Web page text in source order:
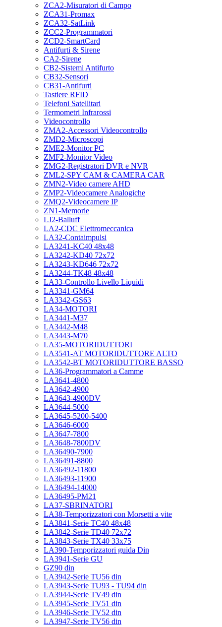
ZCA2-Misuratori di Campo
ZCA31-Promax
ZCA32-SatLink
ZCC2-Programmatori
ZCD2-SmartCard
Antifurti & Sirene
CA2-Sirene
CB2-Sistemi Antifurto
CB32-Sensori
CB31-Antifurti
Tastiere RFID
Telefoni Satellitari
Termometri Infrarossi
Videocontrollo
ZMA2-Accessori Videocontrollo
ZMD2-Microscopi
ZME2-Monitor PC
ZMF2-Monitor Video
ZMG2-Registratori DVR e NVR
ZML2-SPY CAM & CAMERA CAR
ZMN2-Video camere AHD
ZMP2-Videocamere Analogiche
ZMQ2-Videocamere IP
ZN1-Memorie
LJ2-Balluff
LA2-CDC Elettromeccanica
LA32-Contaimpulsi
LA3241-KC40 48x48
LA3242-KD40 72x72
LA3243-KD646 72x72
LA3244-TK48 48x48
LA33-Controllo Livello Liquidi
LA3341-GM64
LA3342-GS63
LA34-MOTORI
LA3441-M37
LA3442-M48
LA3443-M70
LA35-MOTORIDUTTORI
LA3541-AT MOTORIDUTTORE ALTO
LA3542-BT MOTORIDUTTORE BASSO
LA36-Programmatori a Camme
LA3641-4800
LA3642-4900
LA3643-4900DV
LA3644-5000
LA3645-5200-5400
LA3646-6000
LA3647-7800
LA3648-7800DV
LA36490-7900
LA36491-8800
LA36492-11800
LA36493-11900
LA36494-14000
LA36495-PM21
LA37-SBRINATORI
LA38-Temporizzatori con Morsetti a vite
LA3841-Serie TC40 48x48
LA3842-Serie TD40 72x72
LA3843-Serie TX40 33x75
LA390-Temporizzatori guida Din
LA3941-Serie GU
GZ90 din
LA3942-Serie TU56 din
LA3943-Serie TU93 - TU94 din
LA3944-Serie TV49 din
LA3945-Serie TV51 din
LA3946-Serie TV52 din
LA3947-Serie TV56 din